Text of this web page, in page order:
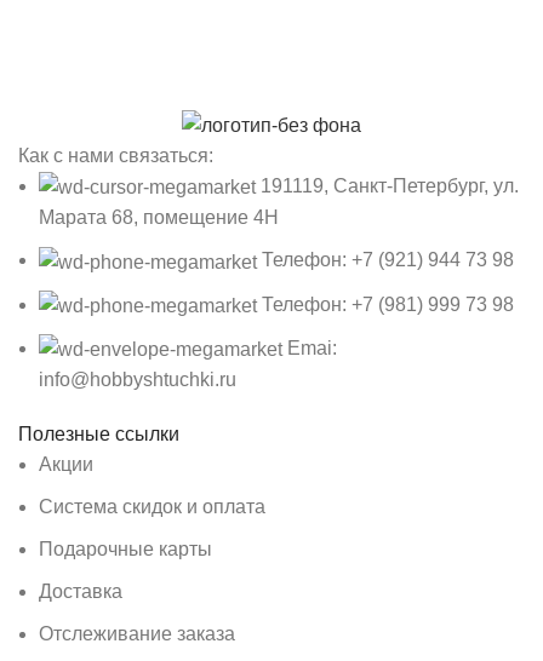
Как с нами связаться:
191119, Санкт-Петербург, ул.
Марата 68, помещение 4Н
Телефон: +7 (921) 944 73 98
Телефон: +7 (981) 999 73 98
Emai:
info@hobbyshtuchki.ru
Полезные ссылки
Акции
Система скидок и оплата
Подарочные карты
Доставка
Отслеживание заказа